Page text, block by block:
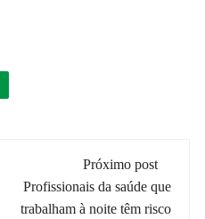
Próximo post
Profissionais da saúde que
trabalham à noite têm risco